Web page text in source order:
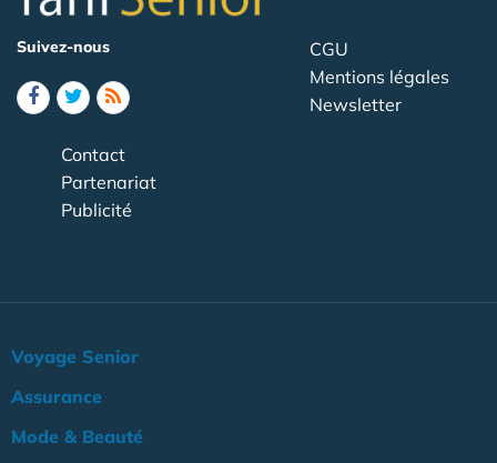
Suivez-nous
CGU
Mentions légales
Newsletter
Contact
Partenariat
Publicité
Voyage Senior
Assurance
Mode & Beauté